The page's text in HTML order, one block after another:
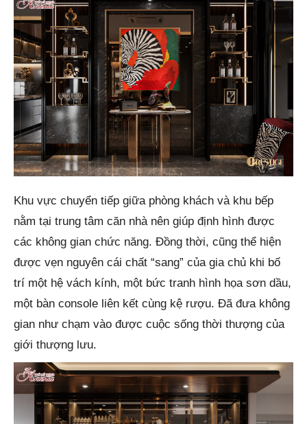
Khu vực chuyển tiếp giữa phòng khách và khu bếp
nằm tại trung tâm căn nhà nên giúp định hình được
các không gian chức năng. Đồng thời, cũng thể hiện
được vẹn nguyên cái chất “sang” của gia chủ khi bố
trí một hệ vách kính, một bức tranh hình họa sơn dầu,
một bàn console liên kết cùng kệ rượu. Đã đưa không
gian như chạm vào được cuộc sống thời thượng của
giới thượng lưu.